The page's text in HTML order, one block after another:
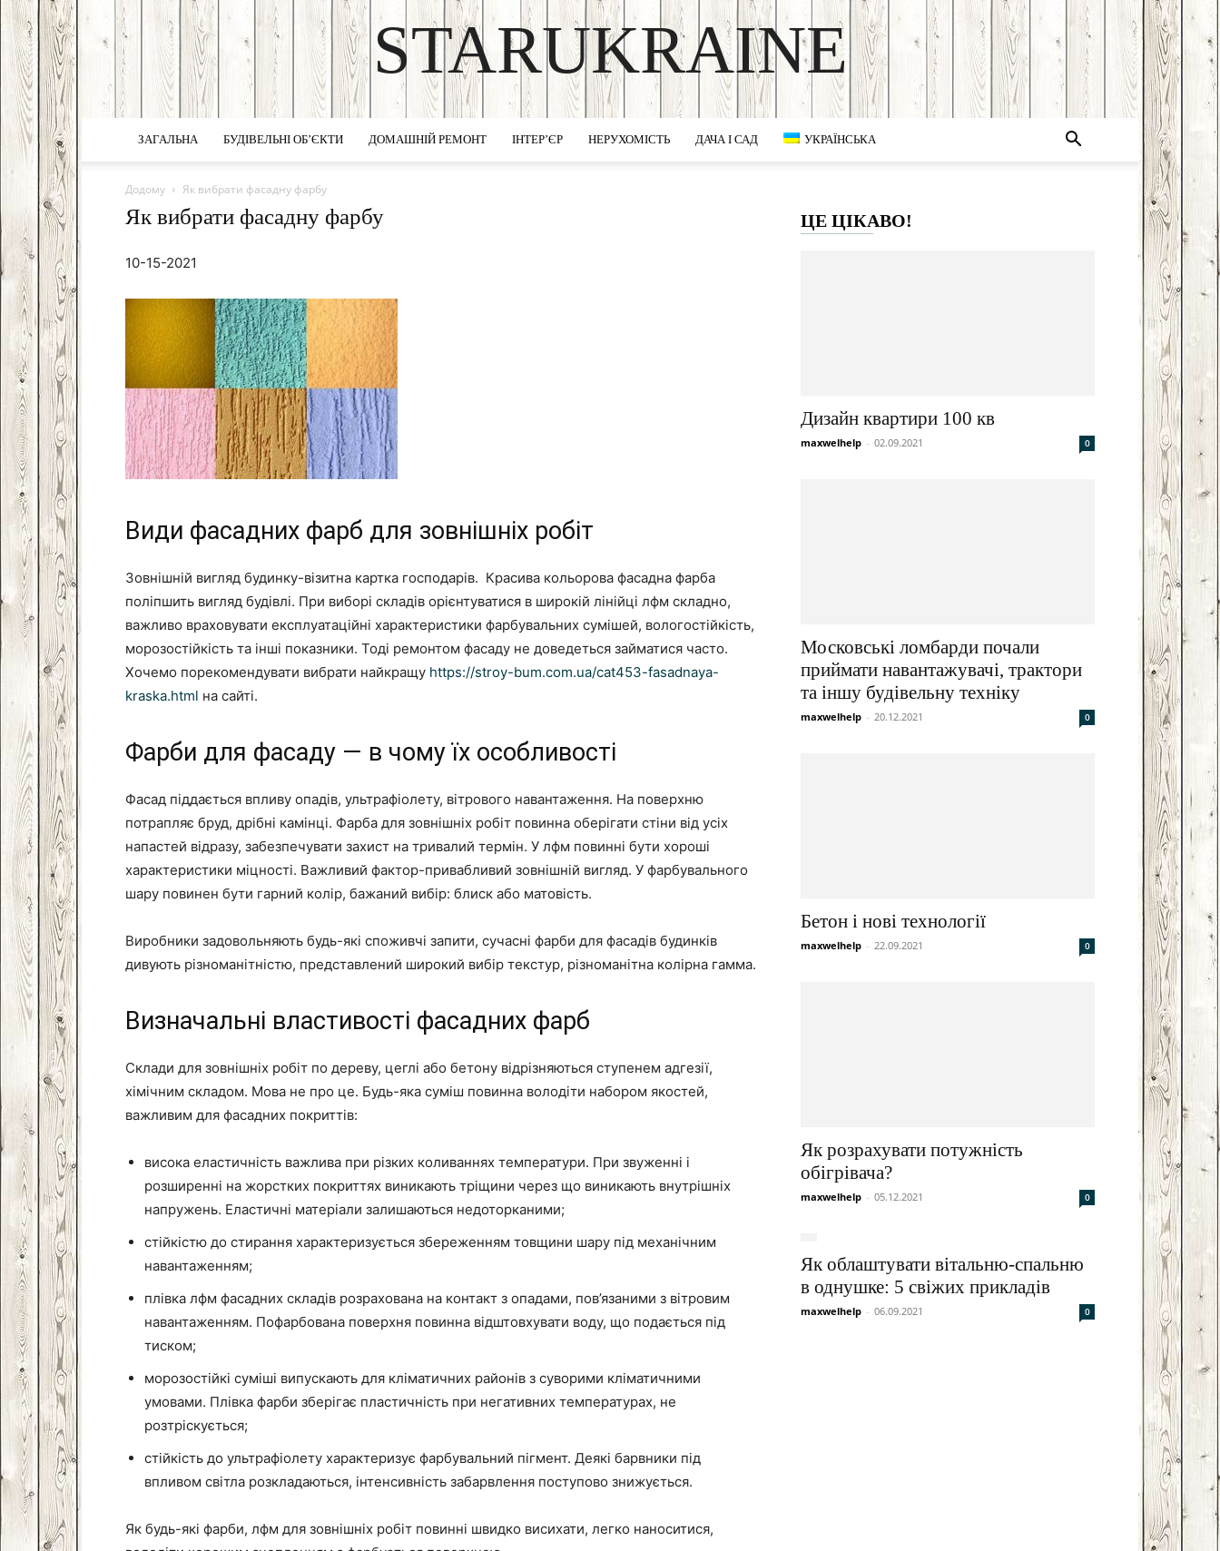
STARUKRAINE
DISCOVER THE ART OF PUBLISHING
ЗАГАЛЬНА БУДІВЕЛЬНІ ОБ’ЄКТИ ДОМАШНІЙ РЕМОНТ ІНТЕР’ЄР НЕРУХОМІСТЬ ДАЧА І САД УКРАЇНСЬКА
Додому Як вибрати фасадну фарбу
Як вибрати фасадну фарбу
10-15-2021
Види фасадних фарб для зовнішніх робіт
Зовнішній вигляд будинку-візитна картка господарів. Красива кольорова фасадна фарба
поліпшить вигляд будівлі. При виборі складів орієнтуватися в широкій лінійці лфм складно,
важливо враховувати експлуатаційні характеристики фарбувальних сумішей, вологостійкість,
морозостійкість та інші показники. Тоді ремонтом фасаду не доведеться займатися часто.
Хочемо порекомендувати вибрати найкращу https://stroy-bum.com.ua/cat453-fasadnaya-
kraska.html на сайті.
Фарби для фасаду — в чому їх особливості
Фасад піддається впливу опадів, ультрафіолету, вітрового навантаження. На поверхню
потрапляє бруд, дрібні камінці. Фарба для зовнішніх робіт повинна оберігати стіни від усіх
напастей відразу, забезпечувати захист на тривалий термін. У лфм повинні бути хороші
характеристики міцності. Важливий фактор-привабливий зовнішній вигляд. У фарбувального
шару повинен бути гарний колір, бажаний вибір: блиск або матовість.
Виробники задовольняють будь-які споживчі запити, сучасні фарби для фасадів будинків
дивують різноманітністю, представлений широкий вибір текстур, різноманітна колірна гамма.
Визначальні властивості фасадних фарб
Склади для зовнішніх робіт по дереву, цеглі або бетону відрізняються ступенем адгезії,
хімічним складом. Мова не про це. Будь-яка суміш повинна володіти набором якостей,
важливим для фасадних покриттів:
висока еластичність важлива при різких коливаннях температури. При звуженні і
розширенні на жорстких покриттях виникають тріщини через що виникають внутрішніх
напружень. Еластичні матеріали залишаються недоторканими;
стійкістю до стирання характеризується збереженням товщини шару під механічним
навантаженням;
плівка лфм фасадних складів розрахована на контакт з опадами, пов’язаними з вітровим
навантаженням. Пофарбована поверхня повинна відштовхувати воду, що подається під
тиском;
морозостійкі суміші випускають для кліматичних районів з суворими кліматичними
умовами. Плівка фарби зберігає пластичність при негативних температурах, не
розтріскується;
стійкість до ультрафіолету характеризує фарбувальний пігмент. Деякі барвники під
впливом світла розкладаються, інтенсивність забарвлення поступово знижується.
Як будь-які фарби, лфм для зовнішніх робіт повинні швидко висихати, легко наноситися,
ЦЕ ЦІКАВО!
Дизайн квартири 100 кв
maxwelhelp - 02.09.2021 0
Московські ломбарди почали
приймати навантажувачі, трактори
та іншу будівельну техніку
maxwelhelp - 20.12.2021 0
Бетон і нові технології
maxwelhelp - 22.09.2021 0
Як розрахувати потужність
обігрівача?
maxwelhelp - 05.12.2021 0
Як облаштувати вітальню-спальню
в однушке: 5 свіжих прикладів
maxwelhelp - 06.09.2021 0